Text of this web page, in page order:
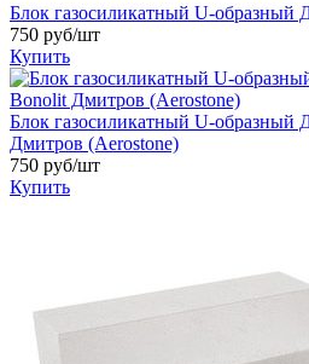
Блок газосиликатный U-образный
750 руб/шт
Купить
Блок газосиликатный U-образный
Дмитров (Aerostone)
750 руб/шт
Купить